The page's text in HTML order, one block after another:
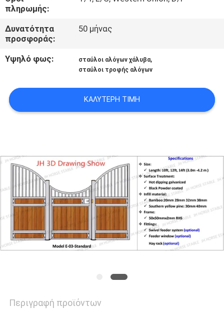
ΖΗΤΉΣΤΕ
ΈΝΑ
ΑΠΌΣΠΑΣΜΑ
ΠΟΛΙΤΙΚΉ
πληρωμής:
Δυνατότητα
προσφοράς:
50 μήνας
Υψηλό φως: σταύλοι αλόγων χάλυβα,
σταύλοι τροφής αλόγων
ΚΑΛΎΤΕΡΗ ΤΙΜΉ
Περιγραφή προϊόντων